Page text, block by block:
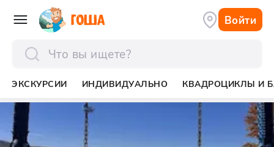
Войти
ЭКСКУРСИИ ИНДИВИДУАЛЬНО КВАДРОЦИКЛЫ И